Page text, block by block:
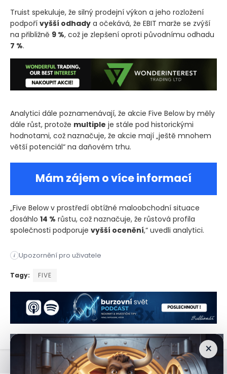
Truist spekuluje, že silný prodejní výkon a jeho rozložení
podpoří vyšší odhady a očekává, že EBIT marže se zvýší
na přibližně 9 %, což je zlepšení oproti původnímu odhadu
7 %.
Analytici dále poznamenávají, že akcie Five Below by měly
dále růst, protože multiple je stále pod historickými
hodnotami, což naznačuje, že akcie mají „ještě mnohem
větší potenciál“ na daňovém trhu.
Mám zájem o více informací
„Five Below v prostředí obtížné maloobchodní situace
dosáhlo 14 % růstu, což naznačuje, že růstová profila
společnosti podporuje vyšší ocenění,“ uvedli analytici.
i Upozornění pro uživatele
Truist zaktualizoval své hodnocení akcií společnosti Five
Tagy: FIVE
×